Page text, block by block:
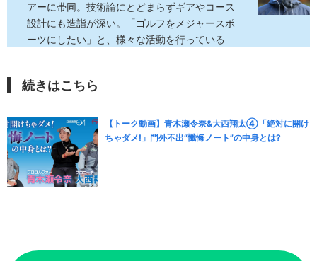
アーに帯同。技術論にとどまらずギアやコース
設計にも造詣が深い。「ゴルフをメジャースポ
ーツにしたい」と、様々な活動を行っている
続きはこちら
【トーク動画】青木瀬令奈&大西翔太④「絶対に開け
ちゃダメ!」門外不出“懺悔ノート”の中身とは?